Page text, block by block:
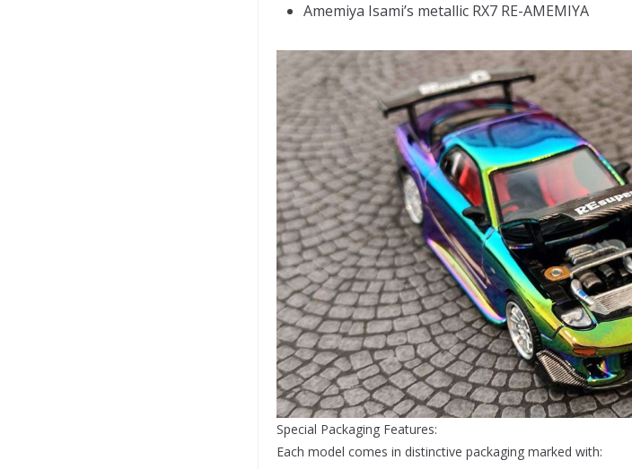
Amemiya Isami’s metallic RX7 RE-AMEMIYA
Special Packaging Features:
Each model comes in distinctive packaging marked with: